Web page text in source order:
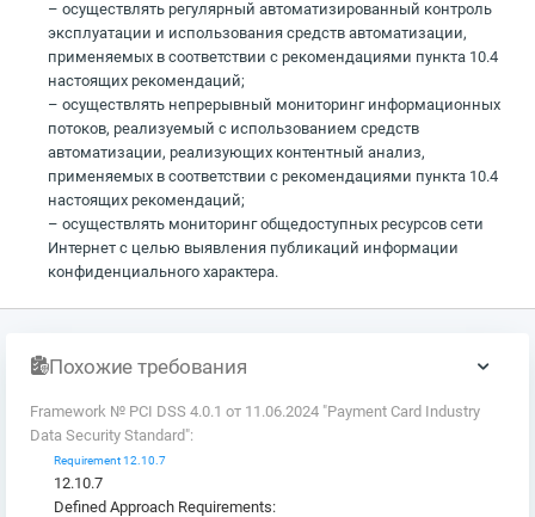
– осуществлять регулярный автоматизированный контроль
эксплуатации и использования средств автоматизации,
применяемых в соответствии с рекомендациями пункта 10.4
настоящих рекомендаций;
– осуществлять непрерывный мониторинг информационных
потоков, реализуемый с использованием средств
автоматизации, реализующих контентный анализ,
применяемых в соответствии с рекомендациями пункта 10.4
настоящих рекомендаций;
– осуществлять мониторинг общедоступных ресурсов сети
Интернет с целью выявления публикаций информации
конфиденциального характера.
Похожие требования
Framework № PCI DSS 4.0.1 от 11.06.2024 "Payment Card Industry
Data Security Standard":
Requirement 12.10.7
12.10.7
Defined Approach Requirements: